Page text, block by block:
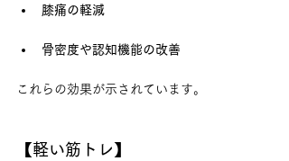
膝痛の軽減
骨密度や認知機能の改善
これらの効果が示されています。
【軽い筋トレ】